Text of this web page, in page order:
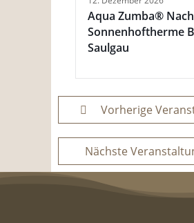
Aqua Zumba®
Sonnenhoftherme
Saulgau
Vorherige
Nächste